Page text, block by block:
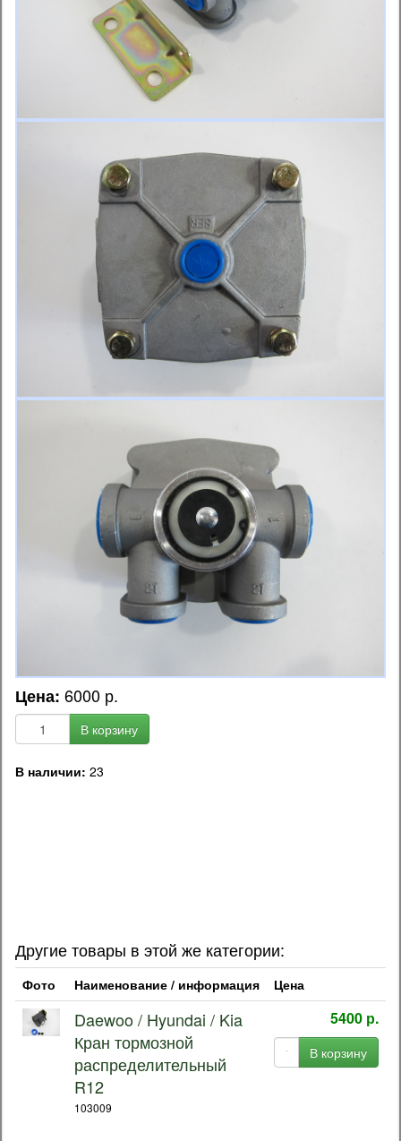
Цена: 6000 р.
В корзину
В наличии: 23
Другие товары в этой же категории:
Фото Наименование / информация Цена
Daewoo / Hyundai / Kia
Кран тормозной
распределительный
R12
103009
5400 р.
В корзину